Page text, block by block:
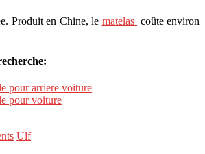
Produit en Chine, le matelas coûte environ
pour arriere voiture
pour voiture
Ulf